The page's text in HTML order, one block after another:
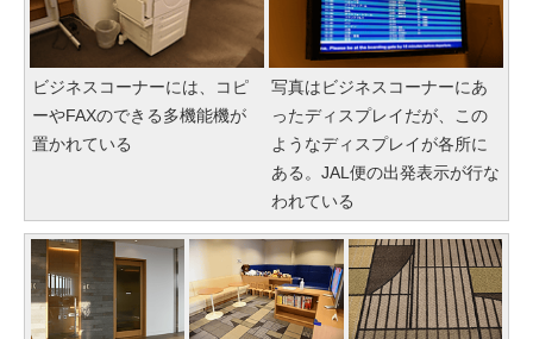
ビジネスコーナーには、コピ
ーやFAXのできる多機能機が
置かれている
写真はビジネスコーナーにあ
ったディスプレイだが、この
ようなディスプレイが各所に
ある。JAL便の出発表示が行な
われている